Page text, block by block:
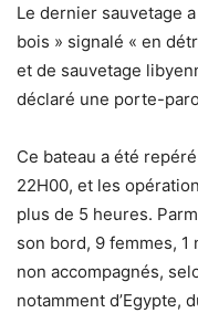
Le dernier sauvetage
bois » signalé « en
et de sauvetage
déclaré une porte-
Ce bateau a été
22H00, et les
plus de 5 heures.
son bord, 9 femmes,
non accompagnés,
notamment d’Egypte,